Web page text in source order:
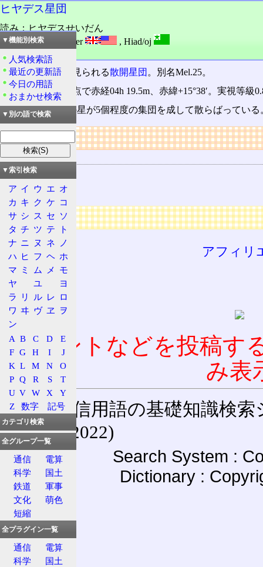
ヒヤデス星団
読み：ヒヤデスせいだん
外語：Hyades cluster , Hiad/oj
品詞：固有名詞
おうし座方面に見られる散開星団 。別名Mel.25。
位置は2000年分点で赤経04h 19.5m、赤緯+15°38′。実視等
合計100個程度の星が5個程度の集団を成して散らばっている
関連する用語
散開星団
おうし座
広告
アフィリ
コメントなどを投稿す
み表
通信用語の基礎知識検索
(27-May-2022)
Search System :
Dictionary :
▼機能別検索
人気検索語
最近の更新語
今日の用語
おまかせ検索
▼別の語で検索
▼索引検索
ア イ ウ エ オ
カ キ ク ケ コ
サ シ ス セ ソ
タ チ ツ テ
ト
ナ ニ ヌ ネ
ノ
ハ ヒ フ ヘ ホ
マ ミ ム メ
モ
ヤ
ユ
ヨ
ラ
リ ル レ ロ
ワ ヰ ヴ ヱ
ヲ
ン
A B C D
E
F G H I
J
K L M N
O
P Q R S
T
U V W X
Y
Z
数字 記号
カテゴリ検索
全グループ一覧
通信
電算
科学
国土
鉄道
軍事
文化
萌色
短縮
全プラグイン一覧
通信
電算
科学
国土